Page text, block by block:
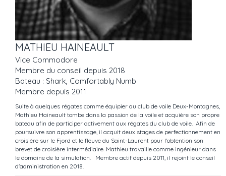
MATHIEU HAINEAULT
Vice Commodore
Membre du conseil depuis 2018
Bateau : Shark, Comfortably Numb
Membre depuis 2011
Suite à quelques régates comme équipier au club de voile Deux-Montagnes,
Mathieu Haineault tombe dans la passion de la voile et acquière son propre
bateau afin de participer activement aux régates du club de voile. Afin de
poursuivre son apprentissage, il acquit deux stages de perfectionnement en
croisière sur le Fjord et le fleuve du Saint-Laurent pour l'obtention son
brevet de croisière intermédiaire. Mathieu travaille comme ingénieur dans
le domaine de la simulation. Membre actif depuis 2011, il rejoint le conseil
d'administration en 2018.